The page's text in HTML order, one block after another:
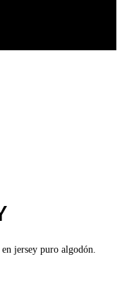
jersey puro algodón.